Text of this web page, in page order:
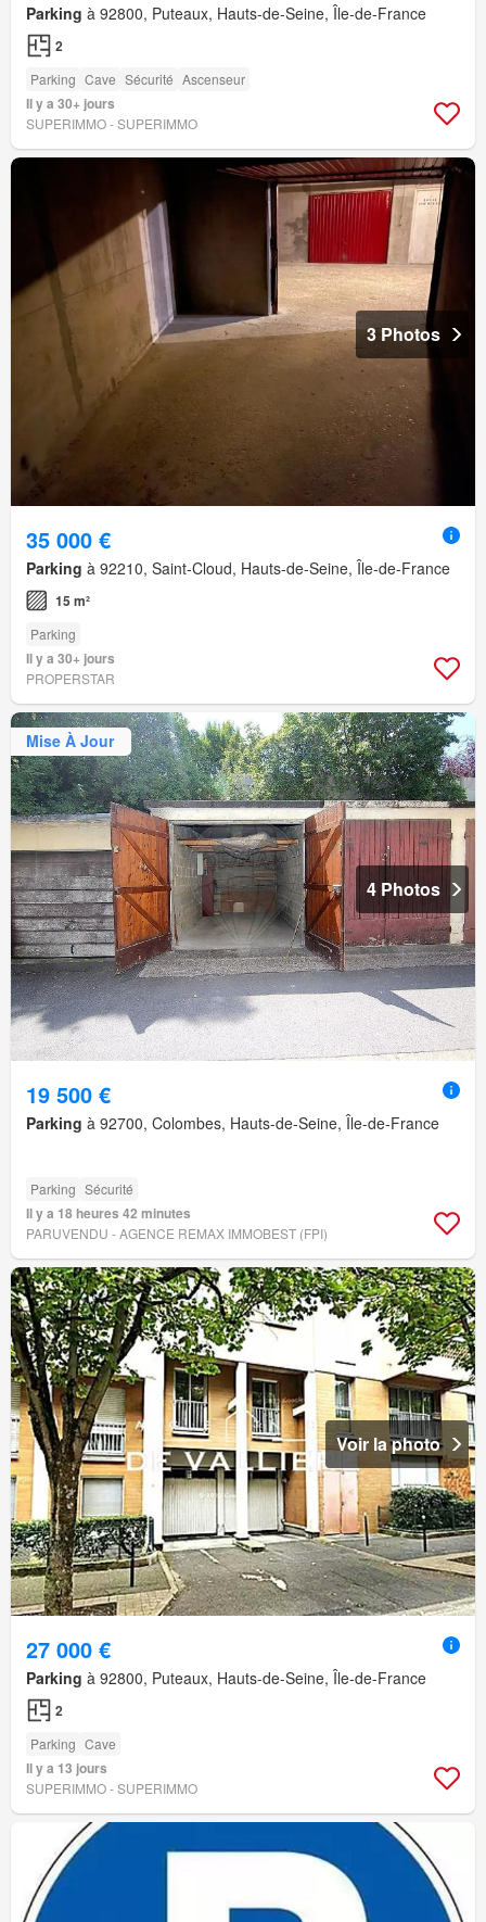
Parking à 92800, Puteaux, Hauts-de-Seine, Île-de-France
2
Parking Cave Sécurité Ascenseur
Il y a 30+ jours
SUPERIMMO - SUPERIMMO
3 Photos
35 000 €
Parking à 92210, Saint-Cloud, Hauts-de-Seine, Île-de-France
15 m²
Parking
Il y a 30+ jours
PROPERSTAR
Mise À Jour
4 Photos
19 500 €
Parking à 92700, Colombes, Hauts-de-Seine, Île-de-France
Parking Sécurité
Il y a 18 heures 42 minutes
PARUVENDU - AGENCE REMAX IMMOBEST (FPI)
Voir la photo
27 000 €
Parking à 92800, Puteaux, Hauts-de-Seine, Île-de-France
2
Parking Cave
Il y a 13 jours
SUPERIMMO - SUPERIMMO